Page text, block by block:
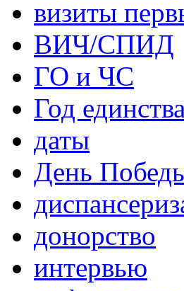
визиты
ВИЧ/СПИД
ГО и ЧС
Год
даты
День
донорство
интервью